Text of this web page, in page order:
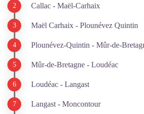
Callac - Maël-Carhaix
Maël Carhaix - Plounévez Quintin
Plounévez-Quintin - Mûr-de-
Mûr-de-Bretagne - Loudéac
Loudéac - Langast
Langast - Moncontour